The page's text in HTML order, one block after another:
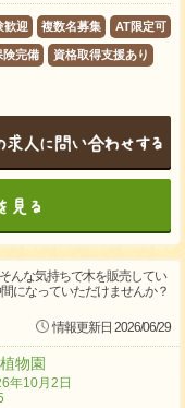
歓迎 複数名募集 AT限定可
険完備 資格取得支援あり
んな気持ちで木を販売してい
になっていただけませんか？
情報更新日 2026/06/29
物園
年10月2日